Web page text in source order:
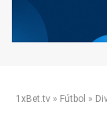
1xBet.tv » Fútbol »